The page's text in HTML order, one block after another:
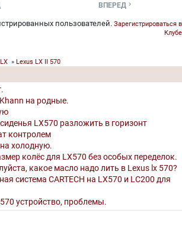
ВПЕРЕД 
пользователей. Зарегистрироваться в
Клубе
» Lexus LX II 570
на родные.
LX570 разложить в горизонт
контролем
холодную.
колёс для LX570 без особых переделок.
какое масло надо лить в Lexus lx 570?
система CARTECH на LX570 и LC200 для
устройство, проблемы.